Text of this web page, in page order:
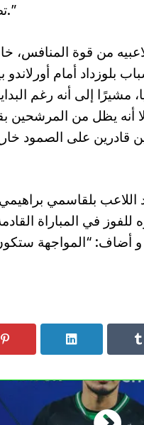
تضييع نقاط أخرى.”
من قوة المنافس،
بلوزداد أمام
مشيرًا إلى أنه رغم
أنه يظل من
قادرين على الصمود
اللاعب بلقاسمي
للفوز في المباراة
أضاف: “المواجهة